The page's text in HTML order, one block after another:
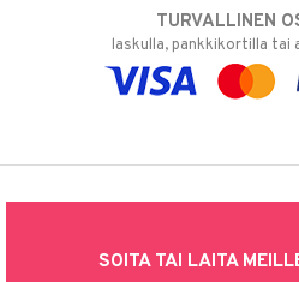
TURVALLINEN
laskulla, pankkikortilla tai
SOITA TAI LAITA